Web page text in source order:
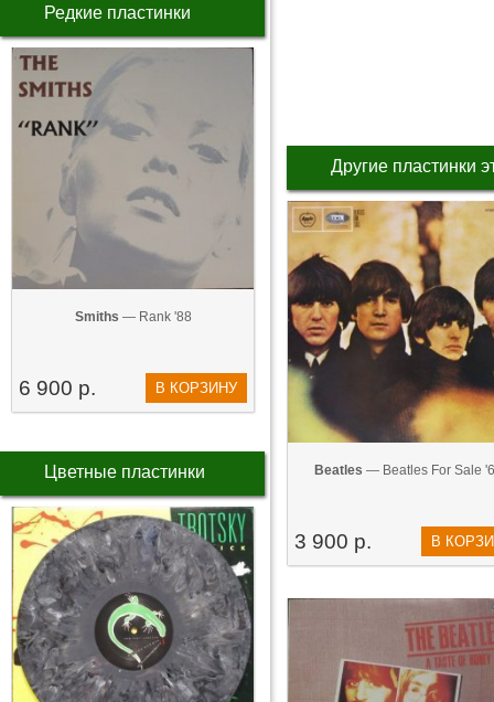
Редкие пластинки
Smiths — Rank '88
6 900 р. В КОРЗИНУ
Цветные пластинки
Другие пластинки
Beatles — Beatles For Sale
3 900 р. В